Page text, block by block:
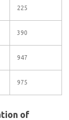
225
390
947
975
of